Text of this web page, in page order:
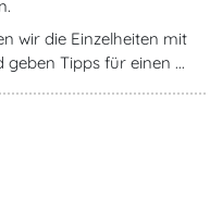
wir die Einzelheiten mit
geben Tipps für einen ...